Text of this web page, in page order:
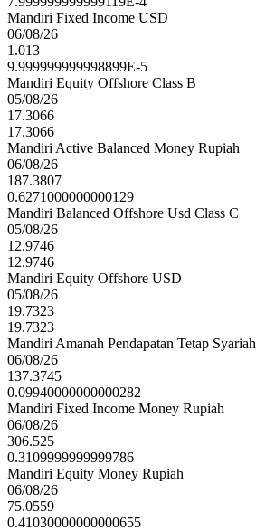
Mandiri Fixed Income USD
06/08/26
1.013
9.999999999998899E-5
Mandiri Equity Offshore Class B
05/08/26
17.3066
17.3066
Mandiri Active Balanced Money Rupiah
06/08/26
187.3807
0.6271000000000129
Mandiri Balanced Offshore Usd Class C
05/08/26
12.9746
12.9746
Mandiri Equity Offshore USD
05/08/26
19.7323
19.7323
Mandiri Amanah Pendapatan Tetap Syariah
06/08/26
137.3745
0.09940000000000282
Mandiri Fixed Income Money Rupiah
06/08/26
306.525
0.3109999999999786
Mandiri Equity Money Rupiah
06/08/26
75.0559
0.41030000000000655